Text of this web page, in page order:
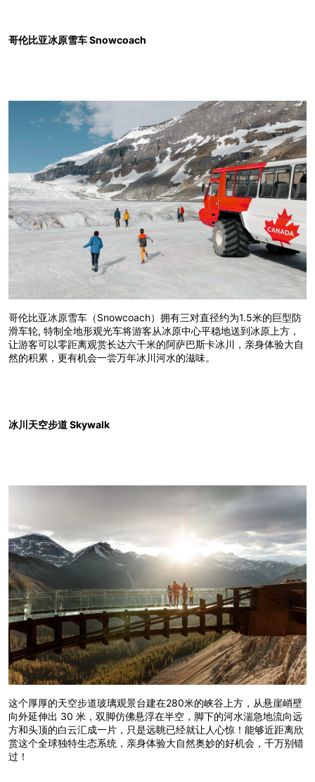
哥伦比亚冰原雪车 Snowcoach
哥伦比亚冰原雪车（Snowcoach）拥有三对直径约为1.5米的巨型防
滑车轮, 特制全地形观光车将游客从冰原中心平稳地送到冰原上方，
让游客可以零距离观赏长达六千米的阿萨巴斯卡冰川，亲身体验大自
然的积累，更有机会一尝万年冰川河水的滋味。
冰川天空步道 Skywalk
这个厚厚的天空步道玻璃观景台建在280米的峡谷上方，从悬崖峭壁
向外延伸出 30 米，双脚仿佛悬浮在半空，脚下的河水湍急地流向远
方和头顶的白云汇成一片，只是远眺已经就让人心惊！能够近距离欣
赏这个全球独特生态系统，亲身体验大自然奥妙的好机会，千万别错
过！